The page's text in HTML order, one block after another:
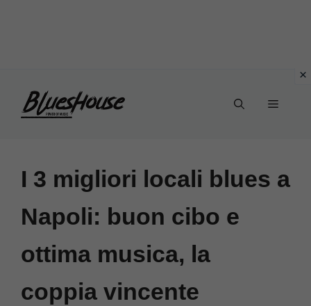
Menu
I 3 migliori locali blues a
Napoli: buon cibo e
ottima musica, la
coppia vincente